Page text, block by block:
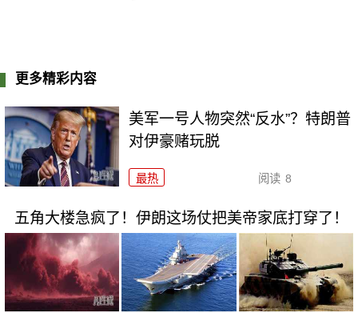
更多精彩内容
美军一号人物突然“反水”？特朗普
对伊豪赌玩脱
最热 阅读 8
五角大楼急疯了！伊朗这场仗把美帝家底打穿了！